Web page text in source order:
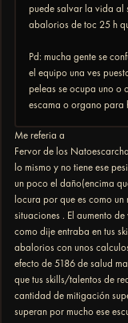
puede salvar la vida al
abalorios de toc 25 h
Pd: mucha gente se
el equipo una ves
peleas se ocupa uno o
escama o organo para
Me referia a
Fervor de los
lo mismo y no tiene ese
un poco el daño(encima
locura por que es como
situaciones . El aumento
como dije entraba en tus
abalorios con unos
efecto de 5186 de salud
que tus skills/talentos de
cantidad de mitigación
superan por mucho ese